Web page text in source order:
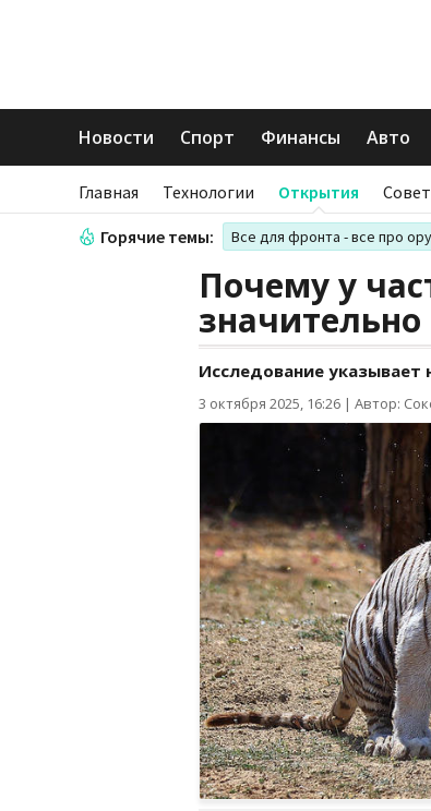
Новости Спорт Финансы Авто
Главная Технологии Открытия
Горячие темы: Все для фронта - все про
Почему у
Исследование указывает
3 октября 2025, 16:26 | Автор: